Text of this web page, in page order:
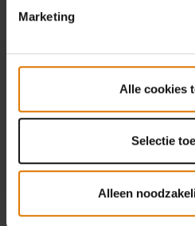
Marketing
Alle cookies
Selectie
Alleen